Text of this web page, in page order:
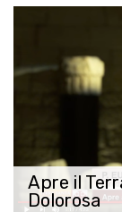
Apre il
Dolorosa